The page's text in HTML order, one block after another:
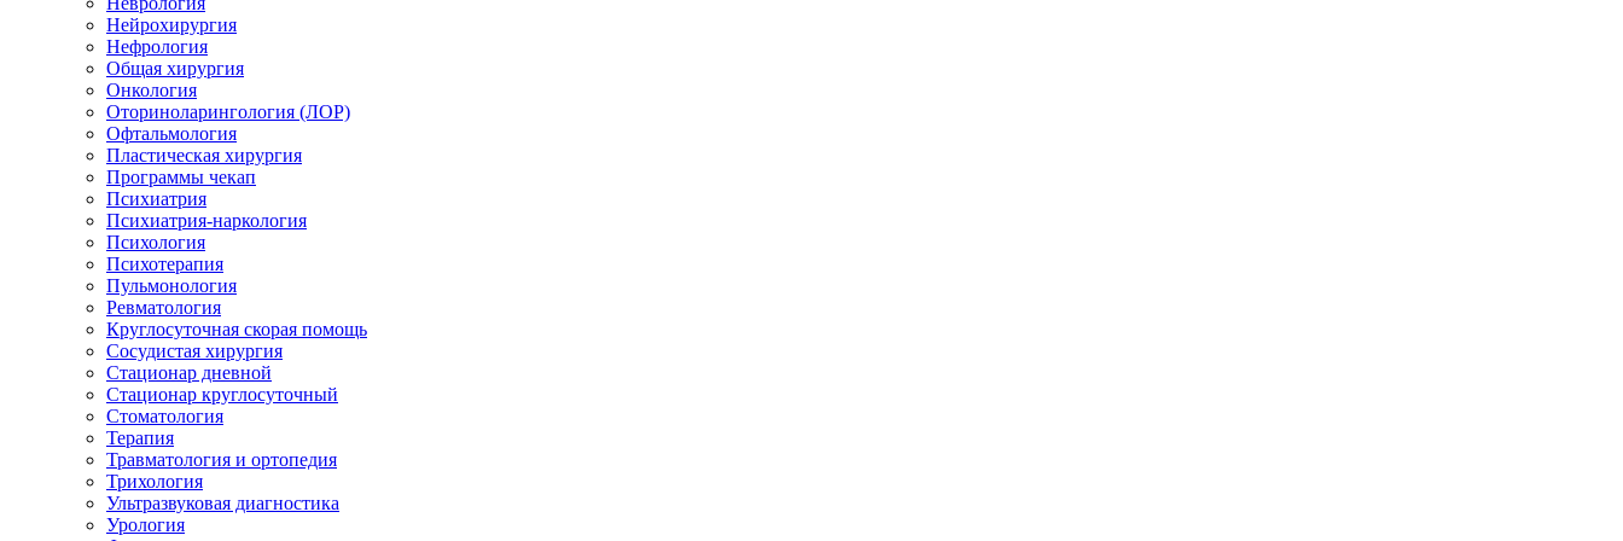
Нейрохирургия
Нефрология
Общая хирургия
Онкология
Оториноларингология (ЛОР)
Офтальмология
Пластическая хирургия
Программы чекап
Психиатрия
Психиатрия-наркология
Психология
Психотерапия
Пульмонология
Ревматология
Круглосуточная скорая помощь
Сосудистая хирургия
Стационар дневной
Стационар круглосуточный
Стоматология
Терапия
Травматология и ортопедия
Трихология
Ультразвуковая диагностика
Урология